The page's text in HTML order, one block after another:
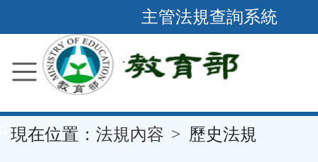
到
要
容
區
主管法規查詢系統
現在位置： 法規內容 歷史法規